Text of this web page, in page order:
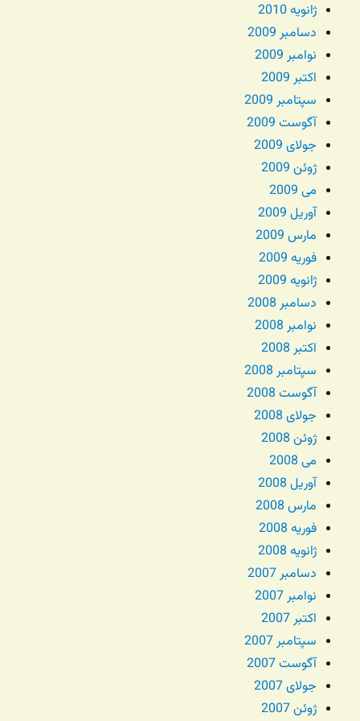
ژانویه 2010
دسامبر 2009
نوامبر 2009
اکتبر 2009
سپتامبر 2009
آگوست 2009
جولای 2009
ژوئن 2009
می 2009
آوریل 2009
مارس 2009
فوریه 2009
ژانویه 2009
دسامبر 2008
نوامبر 2008
اکتبر 2008
سپتامبر 2008
آگوست 2008
جولای 2008
ژوئن 2008
می 2008
آوریل 2008
مارس 2008
فوریه 2008
ژانویه 2008
دسامبر 2007
نوامبر 2007
اکتبر 2007
سپتامبر 2007
آگوست 2007
جولای 2007
ژوئن 2007